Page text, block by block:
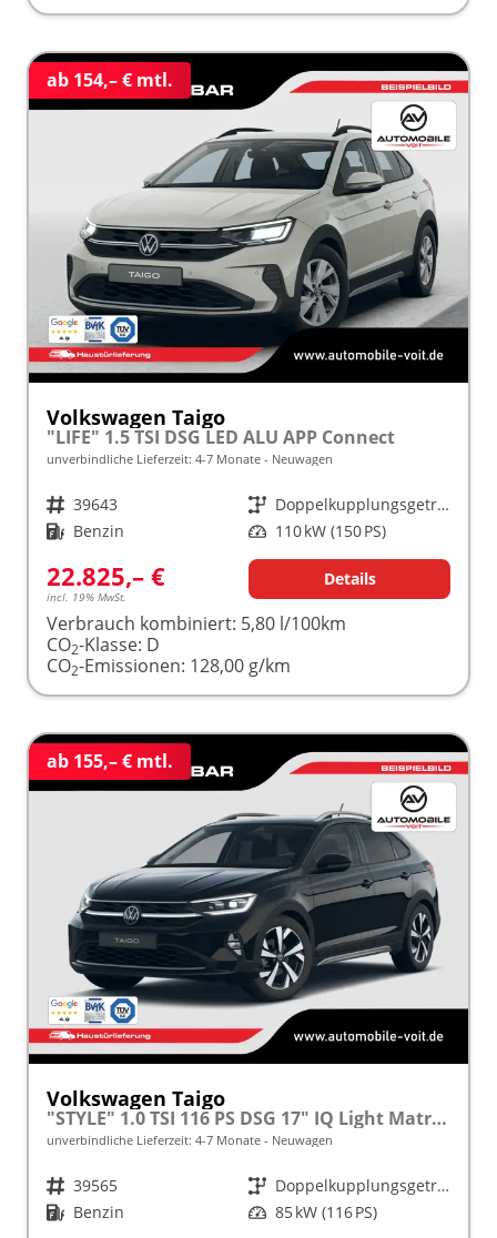
ab 154,– € mtl.
Volkswagen Taigo
"LIFE" 1.5 TSI DSG LED ALU APP Connect
unverbindliche Lieferzeit: 4-7 Monate Neuwagen
Fahrzeugnr. 39643 Getriebe
Doppelkupplungsgetriebe (DSG)
Kraftstoff Benzin Leistung 110 kW (150 PS)
22.825,– €
incl. 19% MwSt.
Details
Verbrauch kombiniert: 5,80 l/100km
CO2-Klasse: D
CO2-Emissionen: 128,00 g/km
ab 155,– € mtl.
Volkswagen Taigo
"STYLE" 1.0 TSI 116 PS DSG 17" IQ Light Matrix-LED
unverbindliche Lieferzeit: 4-7 Monate Neuwagen
Fahrzeugnr. 39565 Getriebe
Doppelkupplungsgetriebe (DSG)
Kraftstoff Benzin Leistung 85 kW (116 PS)